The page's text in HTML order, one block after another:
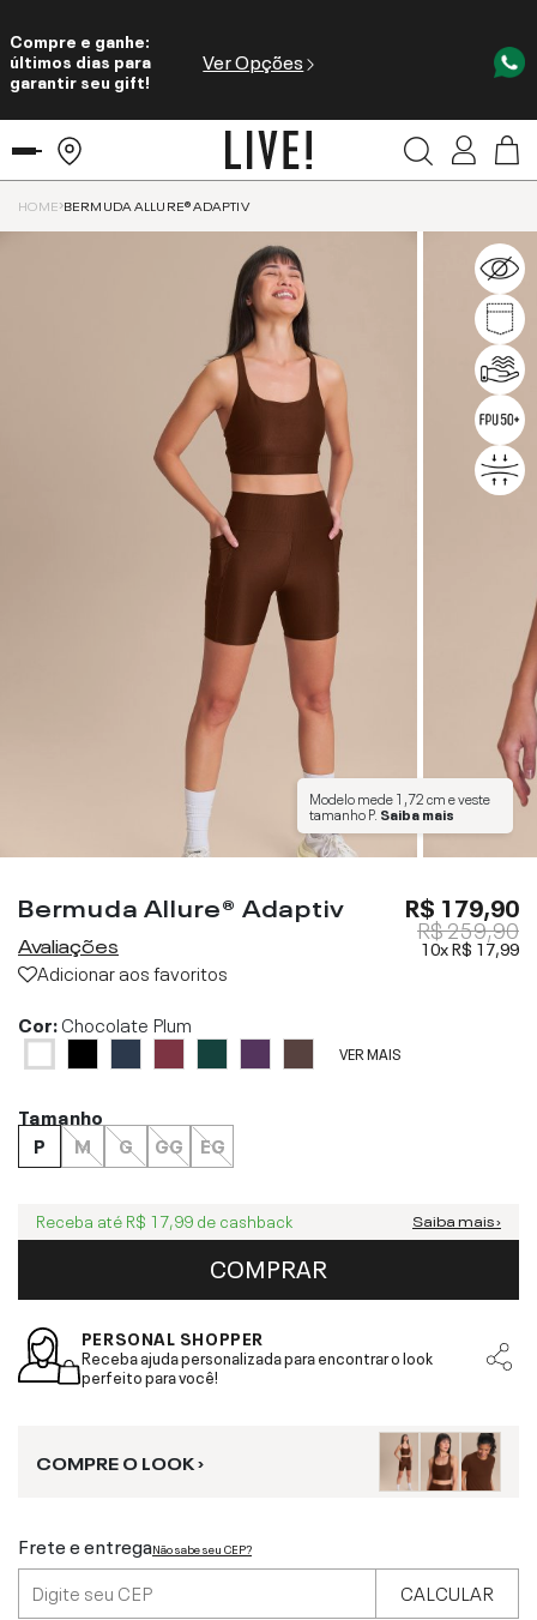
Compre e ganhe:
últimos dias para
garantir seu gift!
Ver Opções
HOME BERMUDA ALLURE® ADAPTIV
Modelo mede1,72 cme veste
tamanhoP. Saiba mais
Bermuda Allure® Adaptiv
Avaliações
Adicionar aos favoritos
R$ 179,90
R$ 259,90
10xR$ 17,99
Cor:Chocolate Plum
VER MAIS
Tamanho
P
M G GG EG
Receba até R$ 17,99 de cashback Saiba mais ›
COMPRAR
PERSONAL SHOPPER
Receba ajuda personalizada para encontrar o look
perfeito para você!
COMPRE O LOOK ›
Frete e entregaNão sabe seu CEP?
CALCULAR